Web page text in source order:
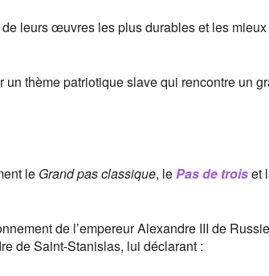
de leurs œuvres les plus durables et les mieux
un thème patriotique slave qui rencontre un
le Grand pas classique, lePas de troiset
de l’empereur Alexandre III de
de Saint-Stanislas, lui déclarant :